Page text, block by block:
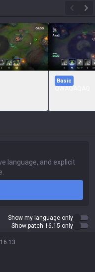
Basic
Show my language only
Show patch 16.15 only
16.13